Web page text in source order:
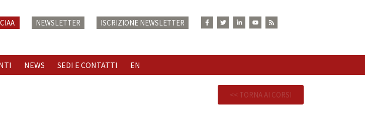
NEWSLETTER ISCRIZIONE NEWSLETTER
NEWS SEDI E CONTATTI EN
<< TORNA AI CORSI